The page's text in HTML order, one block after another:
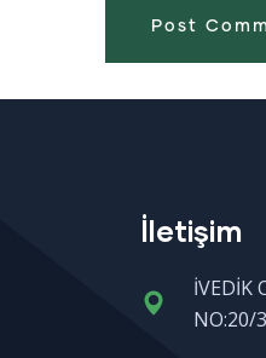
İletişim
İVEDİK
NO:20/